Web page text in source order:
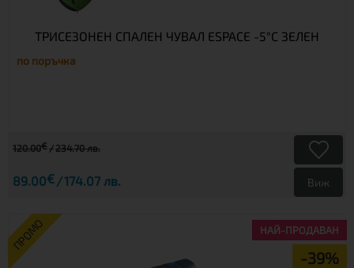
ТРИСЕЗОНЕН СПАЛЕН ЧУВАЛ ESPACE -5°C ЗЕЛЕН
по поръчка
120.00€ 234.70 лв.
89.00€ 174.07 лв. Виж
ПРОМО
-39%
НАЙ-ПРОДАВАН